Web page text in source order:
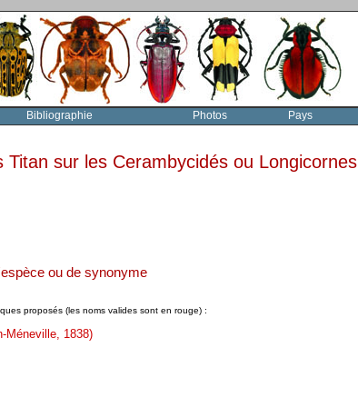
Bibliographie Photos Pays
Titan sur les Cerambycidés ou Longicornes
ou de synonyme
proposés (les noms valides sont en rouge) :
Méneville, 1838)